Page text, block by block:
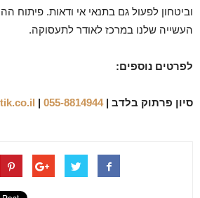
וביטחון לפעול גם בתנאי אי ודאות. פיתוח
העשייה שלנו במרכז לאודר לתעסוקה.
לפרטים נוספים:
סיון פרתוק בלדב |055-8814944
|